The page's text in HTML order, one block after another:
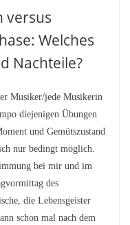
versus
Welches
Nachteile?
Musiker/jede Musikerin
diejenigen Übungen
und Gemütszustand
nur bedingt möglich.
bei mir und im
des
die Lebensgeister
schon mal nach dem